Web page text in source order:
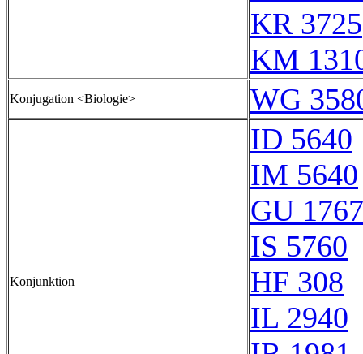
KR 3725
KM
Konjugation <Biologie> WG
Konjunktion
ID 5640
IM 5640
GU
IS 5760
HF 308
IL 2940